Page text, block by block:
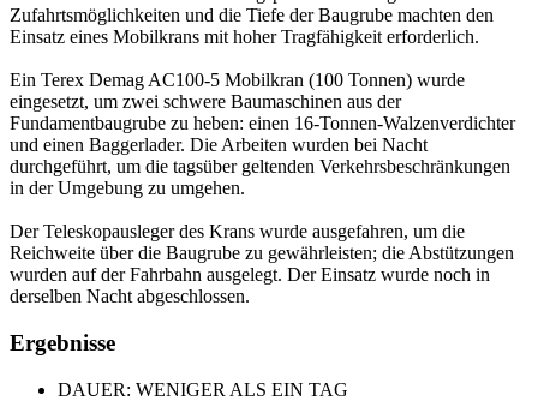
Zufahrtsmöglichkeiten und die Tiefe der Baugrube machten den
Einsatz eines Mobilkrans mit hoher Tragfähigkeit erforderlich.
Ein Terex Demag AC100-5 Mobilkran (100 Tonnen) wurde
eingesetzt, um zwei schwere Baumaschinen aus der
Fundamentbaugrube zu heben: einen 16-Tonnen-Walzenverdichter
und einen Baggerlader. Die Arbeiten wurden bei Nacht
durchgeführt, um die tagsüber geltenden Verkehrsbeschränkungen
in der Umgebung zu umgehen.
Der Teleskopausleger des Krans wurde ausgefahren, um die
Reichweite über die Baugrube zu gewährleisten; die Abstützungen
wurden auf der Fahrbahn ausgelegt. Der Einsatz wurde noch in
derselben Nacht abgeschlossen.
Ergebnisse
DAUER: WENIGER ALS EIN TAG